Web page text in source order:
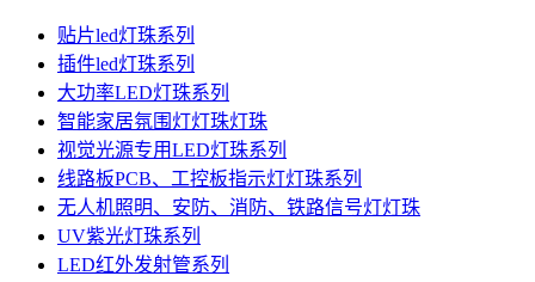
贴片led灯珠系列
插件led灯珠系列
大功率LED灯珠系列
智能家居氛围灯灯珠灯珠
视觉光源专用LED灯珠系列
线路板PCB、工控板指示灯灯珠系列
无人机照明、安防、消防、铁路信号灯灯珠
UV紫光灯珠系列
LED红外发射管系列